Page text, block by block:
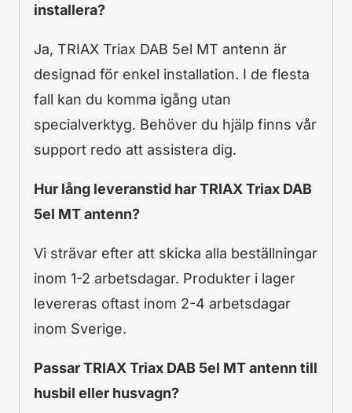
installera?
Ja, TRIAX Triax DAB 5el MT antenn är
designad för enkel installation. I de flesta
fall kan du komma igång utan
specialverktyg. Behöver du hjälp finns vår
support redo att assistera dig.
Hur lång leveranstid har TRIAX Triax DAB
5el MT antenn?
Vi strävar efter att skicka alla beställningar
inom 1-2 arbetsdagar. Produkter i lager
levereras oftast inom 2-4 arbetsdagar
inom Sverige.
Passar TRIAX Triax DAB 5el MT antenn till
husbil eller husvagn?